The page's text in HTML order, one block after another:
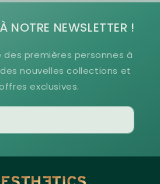
NOTRE NEWSLETTER !
des premières personnes à
nouvelles collections et
exclusives.